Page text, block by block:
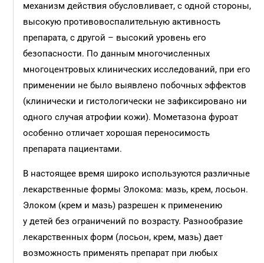
механизм действия обусловливает, с одной стороны,
высокую противовоспалительную активность
препарата, с другой – высокий уровень его
безопасности. По данным многочисленных
многоцентровых клинических исследований, при его
применении не было выявлено побочных эффектов
(клинически и гистологически не зафиксировано ни
одного случая атрофии кожи). Мометазона фуроат
особенно отличает хорошая переносимость
препарата пациентами.
В настоящее время широко используются различные
лекарственные формы Элокома: мазь, крем, лосьон.
Элоком (крем и мазь) разрешен к применению
у детей без ограничений по возрасту. Разнообразие
лекарственных форм (лосьон, крем, мазь) дает
возможность применять препарат при любых